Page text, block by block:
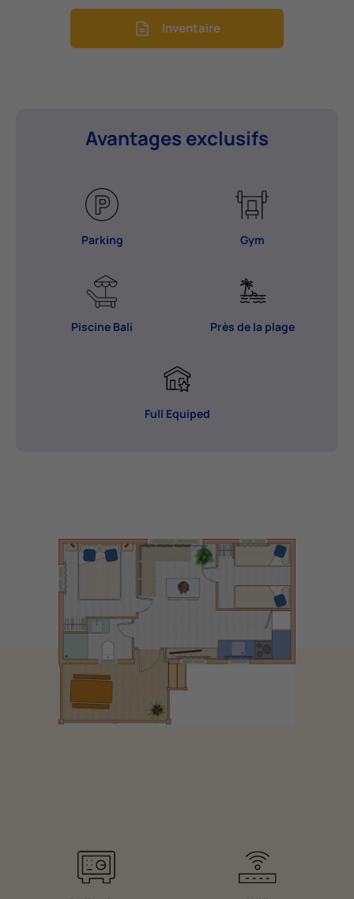
Dolce Gusto®, grille-pain, vaisselle, couverts, verrerie,
étendoir à linge extérieur, Bungalow de 2 étages.
Inventaire
Avantages exclusifs
Parking Gym
Piscine Bali Près de la plage
Full Equiped